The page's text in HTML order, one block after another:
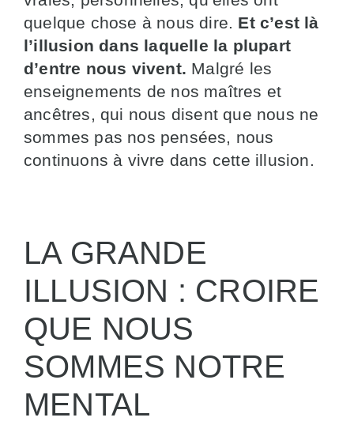
quelque chose à nous dire. Et c’est là
l’illusion dans laquelle la plupart
d’entre nous vivent. Malgré les
enseignements de nos maîtres et
ancêtres, qui nous disent que nous ne
sommes pas nos pensées, nous
continuons à vivre dans cette illusion.
LA GRANDE
ILLUSION : CROIRE
QUE NOUS
SOMMES NOTRE
MENTAL